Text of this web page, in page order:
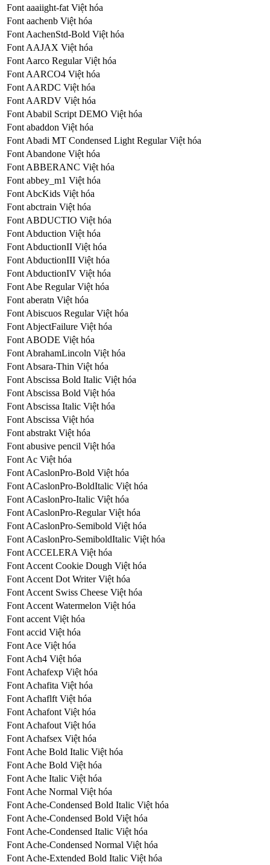
Font aaaiight-fat Việt hóa
Font aachenb Việt hóa
Font AachenStd-Bold Việt hóa
Font AAJAX Việt hóa
Font Aarco Regular Việt hóa
Font AARCO4 Việt hóa
Font AARDC Việt hóa
Font AARDV Việt hóa
Font Ababil Script DEMO Việt hóa
Font abaddon Việt hóa
Font Abadi MT Condensed Light Regular Việt hóa
Font Abandone Việt hóa
Font ABBERANC Việt hóa
Font abbey_m1 Việt hóa
Font AbcKids Việt hóa
Font abctrain Việt hóa
Font ABDUCTIO Việt hóa
Font Abduction Việt hóa
Font AbductionII Việt hóa
Font AbductionIII Việt hóa
Font AbductionIV Việt hóa
Font Abe Regular Việt hóa
Font aberatn Việt hóa
Font Abiscuos Regular Việt hóa
Font AbjectFailure Việt hóa
Font ABODE Việt hóa
Font AbrahamLincoln Việt hóa
Font Absara-Thin Việt hóa
Font Abscissa Bold Italic Việt hóa
Font Abscissa Bold Việt hóa
Font Abscissa Italic Việt hóa
Font Abscissa Việt hóa
Font abstrakt Việt hóa
Font abusive pencil Việt hóa
Font Ac Việt hóa
Font ACaslonPro-Bold Việt hóa
Font ACaslonPro-BoldItalic Việt hóa
Font ACaslonPro-Italic Việt hóa
Font ACaslonPro-Regular Việt hóa
Font ACaslonPro-Semibold Việt hóa
Font ACaslonPro-SemiboldItalic Việt hóa
Font ACCELERA Việt hóa
Font Accent Cookie Dough Việt hóa
Font Accent Dot Writer Việt hóa
Font Accent Swiss Cheese Việt hóa
Font Accent Watermelon Việt hóa
Font accent Việt hóa
Font accid Việt hóa
Font Ace Việt hóa
Font Ach4 Việt hóa
Font Achafexp Việt hóa
Font Achafita Việt hóa
Font Achaflft Việt hóa
Font Achafont Việt hóa
Font Achafout Việt hóa
Font Achafsex Việt hóa
Font Ache Bold Italic Việt hóa
Font Ache Bold Việt hóa
Font Ache Italic Việt hóa
Font Ache Normal Việt hóa
Font Ache-Condensed Bold Italic Việt hóa
Font Ache-Condensed Bold Việt hóa
Font Ache-Condensed Italic Việt hóa
Font Ache-Condensed Normal Việt hóa
Font Ache-Extended Bold Italic Việt hóa